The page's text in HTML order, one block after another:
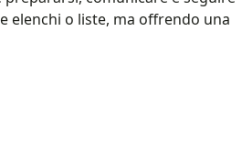
elenchi o liste, ma offrendo una